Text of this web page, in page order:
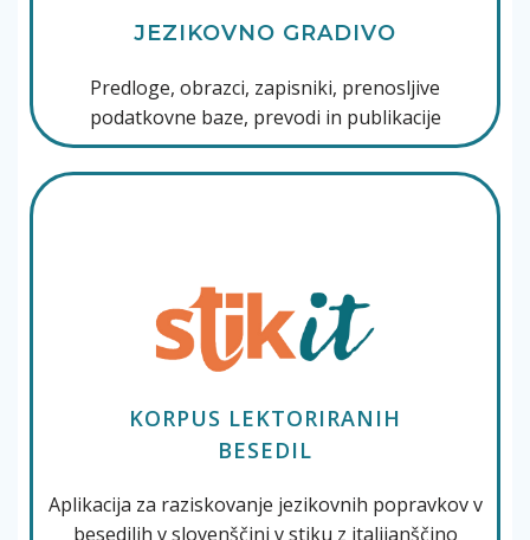
JEZIKOVNO GRADIVO
Predloge, obrazci, zapisniki, prenosljive
podatkovne baze, prevodi in publikacije
KORPUS LEKTORIRANIH
BESEDIL
Aplikacija za raziskovanje jezikovnih popravkov v
besedilih v slovenščini v stiku z italijanščino